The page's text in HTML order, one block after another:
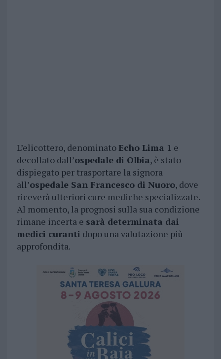
L’elicottero, denominatoEcho Lima 1 e
decollato dall’ospedale di Olbia, è stato
dispiegato per trasportare la signora
all’ospedale San Francesco di Nuoro, dove
riceverà ulteriori cure mediche specializzate.
Al momento, la prognosi sulla sua condizione
rimane incerta e sarà determinata dai
medici curanti dopo una valutazione più
approfondita.